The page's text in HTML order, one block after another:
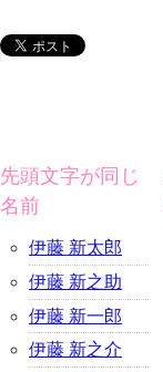
先頭文字が同じ
名前
伊藤 新太郎
伊藤 新之助
伊藤 新一郎
伊藤 新之介